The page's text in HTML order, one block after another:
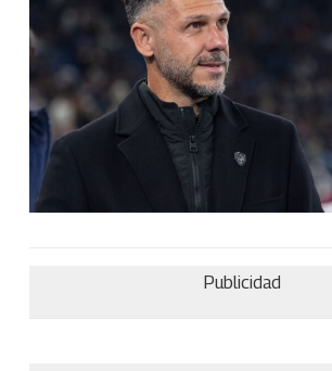
Publicidad